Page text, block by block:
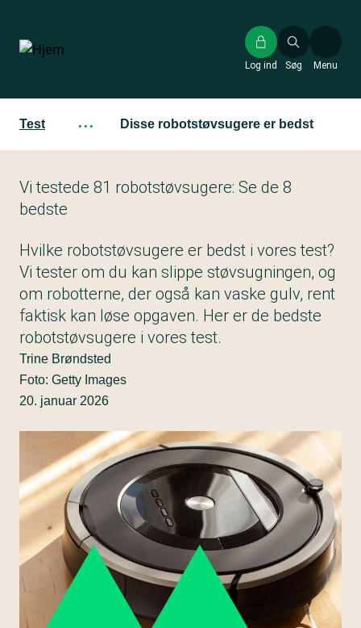
hovedindhold
Søg
Log ind Menu
Test ··· Disse robotstøvsugere er bedst
Vi testede 81 robotstøvsugere: Se de 8
bedste
Hvilke robotstøvsugere er bedst i vores test?
Vi tester om du kan slippe støvsugningen, og
om robotterne, der også kan vaske gulv, rent
faktisk kan løse opgaven. Her er de bedste
robotstøvsugere i vores test.
Trine Brøndsted
Foto: Getty Images
20. januar 2026